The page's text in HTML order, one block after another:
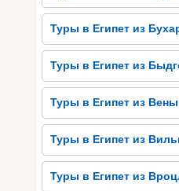
углубленного
обозревать
формаций и богатый
В общем, Сома Бэй – это
которым интересно
природа Египта.
как Древний Город
Темпл Оф Горус,
исторической
заповедник Рас
Туры в Египет из
Туры в Египет из
Туры в Египет из Вены
Туры в Египет из
Туры в Египет из